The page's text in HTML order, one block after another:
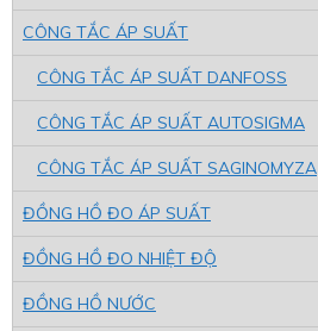
CÔNG TẮC ÁP SUẤT
CÔNG TẮC ÁP SUẤT DANFOSS
CÔNG TẮC ÁP SUẤT AUTOSIGMA
CÔNG TẮC ÁP SUẤT SAGINOMYZA
ĐỒNG HỒ ĐO ÁP SUẤT
ĐỒNG HỒ ĐO NHIỆT ĐỘ
ĐỒNG HỒ NƯỚC